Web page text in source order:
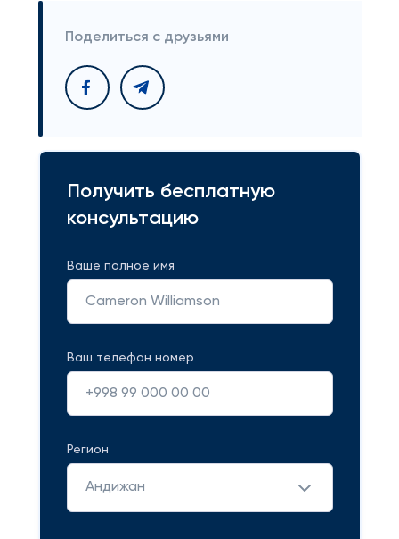
Поделиться с друзьями
Получить бесплатную
консультацию
Ваше полное имя
Ваш телефон номер
Регион
Андижан